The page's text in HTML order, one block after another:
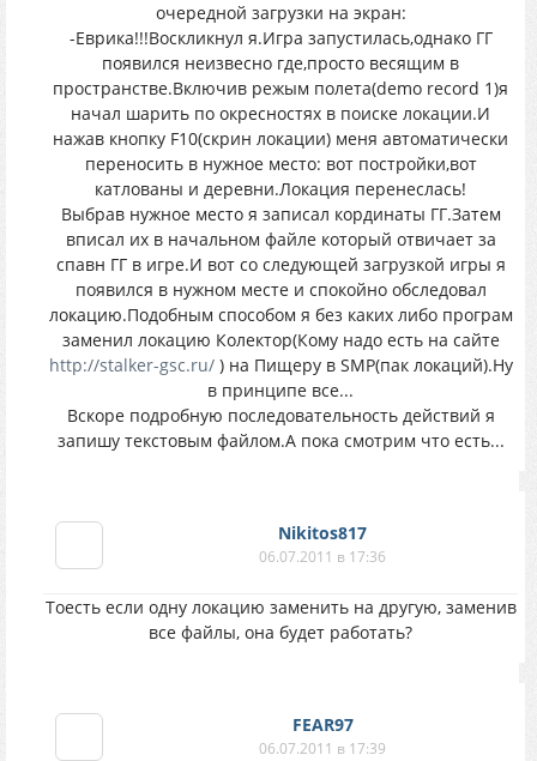
очередной загрузки на экран:
-Еврика!!!Воскликнул я.Игра запустилась,однако ГГ
появился неизвесно где,просто весящим в
пространстве.Включив режым полета(demo record 1)я
начал шарить по окресностях в поиске локации.И
нажав кнопку F10(скрин локации) меня автоматически
переносить в нужное место: вот постройки,вот
катлованы и деревни.Локация перенеслась!
Выбрав нужное место я записал кординаты ГГ.Затем
вписал их в начальном файле который отвичает за
спавн ГГ в игре.И вот со следующей загрузкой игры я
появился в нужном месте и спокойно обследовал
локацию.Подобным способом я без каких либо програм
заменил локацию Колектор(Кому надо есть на сайте
http://stalker-gsc.ru/) на Пищеру в SMP(пак локаций).Ну
в принципе все...
Вскоре подробную последовательность действий я
запишу текстовым файлом.А пока смотрим что есть...
Nikitos817
06.07.2011 в 17:36
Тоесть если одну локацию заменить на другую, заменив
все файлы, она будет работать?
FEAR97
06.07.2011 в 17:39